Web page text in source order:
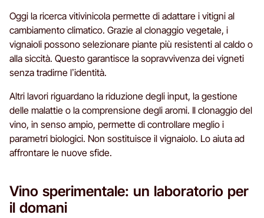
Oggi la ricerca vitivinicola permette di adattare i vitigni al
cambiamento climatico. Grazie al clonaggio vegetale, i
vignaioli possono selezionare piante più resistenti al caldo o
alla siccità. Questo garantisce la sopravvivenza dei vigneti
senza tradirne l’identità.
Altri lavori riguardano la riduzione degli input, la gestione
delle malattie o la comprensione degli aromi. Il clonaggio del
vino, in senso ampio, permette di controllare meglio i
parametri biologici. Non sostituisce il vignaiolo. Lo aiuta ad
affrontare le nuove sfide.
Vino sperimentale: un laboratorio per
il domani